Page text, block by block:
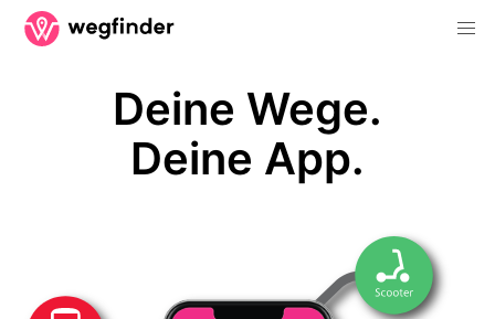
Deine Wege.
Deine App.